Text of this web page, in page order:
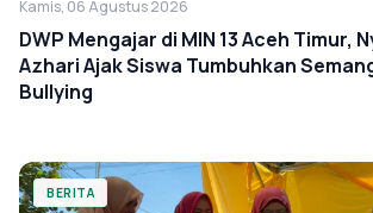
Kamis, 06 Agustus 2026
DWP Mengajar di MIN 13 Aceh Timur,
Azhari Ajak Siswa Tumbuhkan
Bullying
BERITA